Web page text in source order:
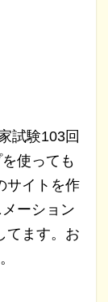
試験103回
使っても
サイトを作
ーション
てます。お